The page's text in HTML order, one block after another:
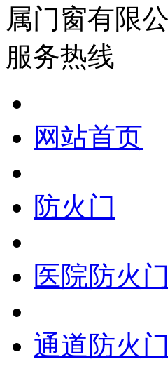
网站首页
防火门
医院防火门
通道防火门